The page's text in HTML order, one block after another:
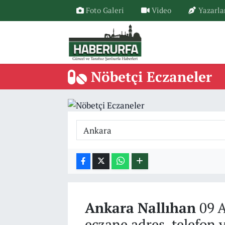
Foto Galeri Video
Nöbetçi Eczaneler
AnkaraNallıhan09